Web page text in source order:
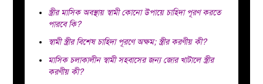
স্ত্রীর মাসিক অবস্থায় স্বামী কোনো উপায়ে চাহিদা পূরণ করতে
পারবে কি?
স্বামী স্ত্রীর বিশেষ চাহিদা পূরণে অক্ষম; স্ত্রীর করণীয় কী?
মাসিক চলাকালীন স্বামী সহবাসের জন্য জোর খাটালে স্ত্রীর
করণীয় কী?